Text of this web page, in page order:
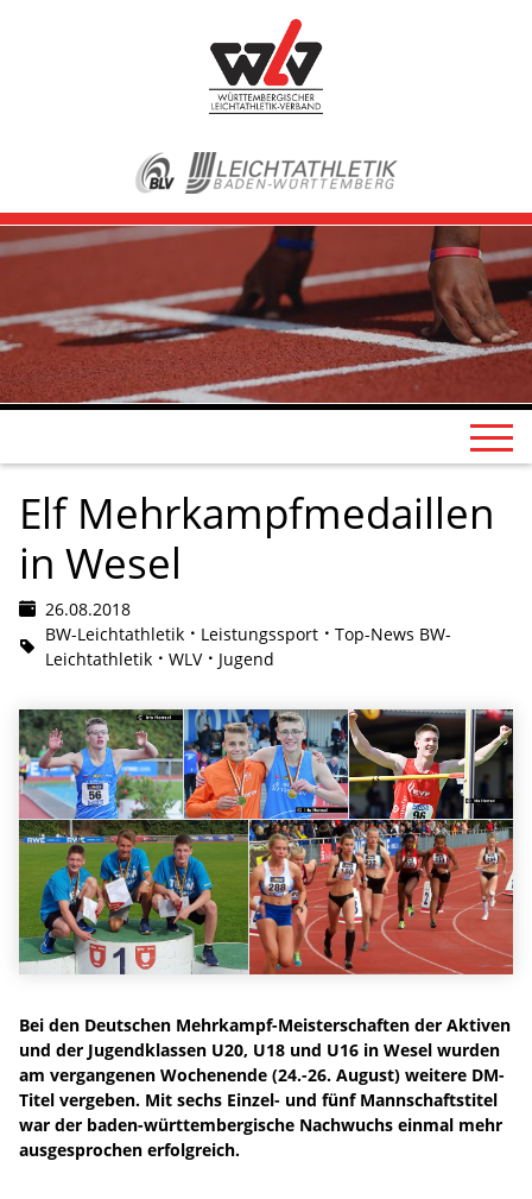
Elf Mehrkampfmedaillen
in Wesel
26.08.2018
BW-Leichtathletik
Leistungssport
Top-News BW-
Leichtathletik
WLV Jugend
Bei den Deutschen Mehrkampf-Meisterschaften der Aktiven
und der Jugendklassen U20, U18 und U16 in Wesel wurden
am vergangenen Wochenende (24.-26. August) weitere DM-
Titel vergeben. Mit sechs Einzel- und fünf Mannschaftstitel
war der baden-württembergische Nachwuchs einmal mehr
ausgesprochen erfolgreich.